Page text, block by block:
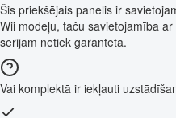
Šis priekšējais panelis ir
Wii modeļu, taču savietojamība
sērijām netiek garantēta.
Vai komplektā ir iekļauti